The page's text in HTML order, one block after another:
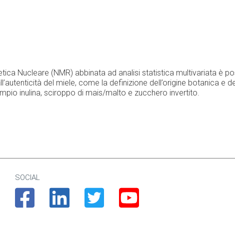
Nucleare (NMR) abbinata ad analisi statistica multivariata è
del miele, come la definizione dell’origine botanica e
inulina, sciroppo di mais/malto e zucchero invertito.
SOCIAL
FacebookLinkedin Twitter Youtube